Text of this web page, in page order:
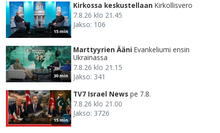
15 min
Kirkossa keskustellaan Kirkollisvero
7.8.26 klo 21.45
Jakso: 106
30 min
Marttyyrien Ääni Evankeliumi ensin
Ukrainassa
7.8.26 klo 21.15
Jakso: 341
15 min
TV7 Israel News pe 7.8.
7.8.26 klo 21.00
Jakso: 3726